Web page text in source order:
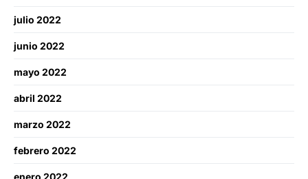
julio 2022
junio 2022
mayo 2022
abril 2022
marzo 2022
febrero 2022
enero 2022